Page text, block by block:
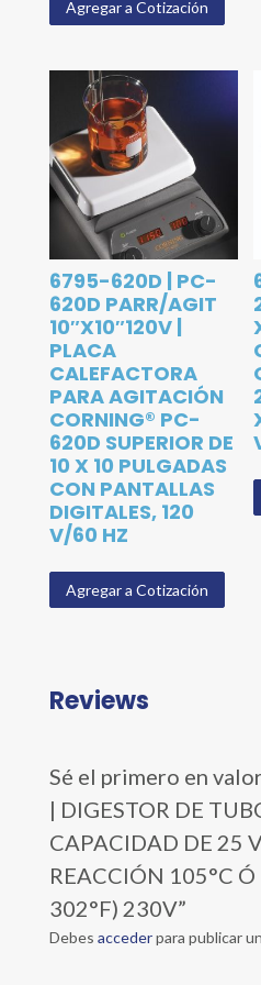
Agregar a Cotización
6795-620D | PC-
620D PARR/AGIT
10″X10″120V |
PLACA
CALEFACTORA
PARA AGITACIÓN
CORNING® PC-
620D SUPERIOR DE
10 X 10 PULGADAS
CON PANTALLAS
DIGITALES, 120
V/60 HZ
Agregar a Cotización
Reviews
Sé el primero en
| DIGESTOR DE
CAPACIDAD DE 25
REACCIÓN 105°C
302°F) 230V”
Debes accederpara publicar